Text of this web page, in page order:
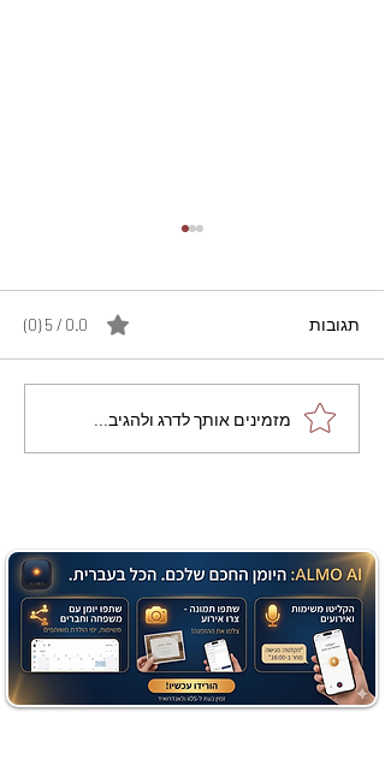
מתכון מנצח עוגת מייפל
שוקולד בחושה וקלה - זיוה
תגובות 0.0 / 5 ‏(0)
מזמינים אותך לדרג ולהגיב...